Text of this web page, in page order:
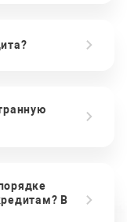
В